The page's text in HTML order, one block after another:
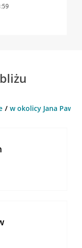
w okolicy Jana